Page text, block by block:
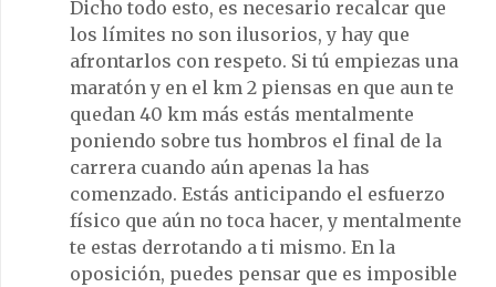
Dicho todo esto, es necesario recalcar que
los límites no son ilusorios, y hay que
afrontarlos con respeto. Si tú empiezas una
maratón y en el km 2 piensas en que aun te
quedan 40 km más estás mentalmente
poniendo sobre tus hombros el final de la
carrera cuando aún apenas la has
comenzado. Estás anticipando el esfuerzo
físico que aún no toca hacer, y mentalmente
te estas derrotando a ti mismo. En la
oposición, puedes pensar que es imposible